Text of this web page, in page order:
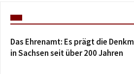
Das Ehrenamt: Es prägt die
in Sachsen seit über 200 Jahren